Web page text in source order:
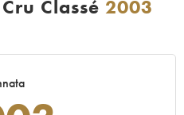
Classé 2003